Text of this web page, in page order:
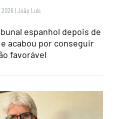
|João Luís
espanhol depois de
acabou por conseguir
favorável